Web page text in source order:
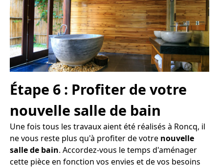
Étape 6 : Profiter de votre
nouvelle salle de bain
Une fois tous les travaux aient été réalisés à Roncq, il
ne vous reste plus qu'à profiter de votre nouvelle
salle de bain. Accordez-vous le temps d'aménager
cette pièce en fonction vos envies et de vos besoins